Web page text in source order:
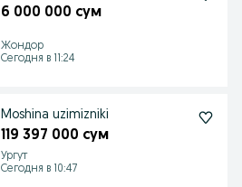
6 000 000 сум
Жондор
Сегодня в 11:24
Moshina uzimizniki
119 397 000 сум
Ургут
Сегодня в 10:47